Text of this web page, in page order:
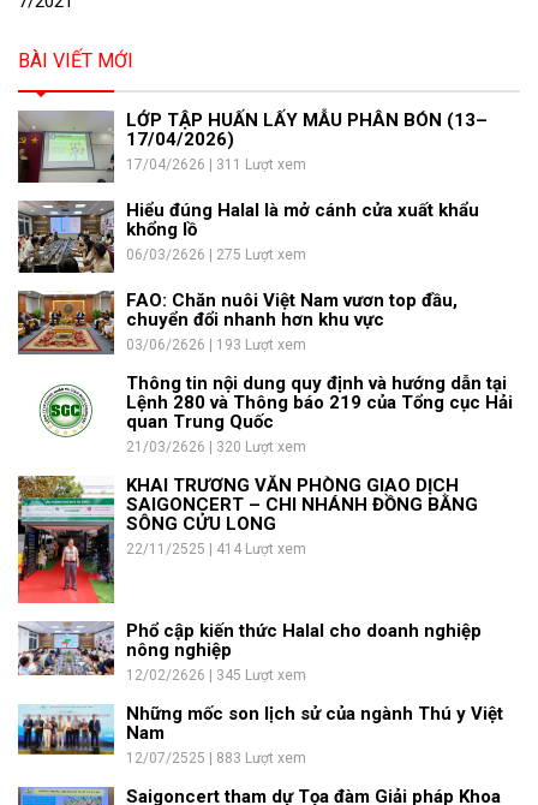
BÀI VIẾT MỚI
LỚP TẬP HUẤN LẤY MẪU PHÂN BÓN (13–
17/04/2026)
17/04/2626 | 311 Lượt xem
Hiểu đúng Halal là mở cánh cửa xuất khẩu
khổng lồ
06/03/2626 | 275 Lượt xem
FAO: Chăn nuôi Việt Nam vươn top đầu,
chuyển đổi nhanh hơn khu vực
03/06/2626 | 193 Lượt xem
Thông tin nội dung quy định và hướng dẫn tại
Lệnh 280 và Thông báo 219 của Tổng cục Hải
quan Trung Quốc
21/03/2626 | 320 Lượt xem
KHAI TRƯƠNG VĂN PHÒNG GIAO DỊCH
SAIGONCERT – CHI NHÁNH ĐỒNG BẰNG
SÔNG CỬU LONG
22/11/2525 | 414 Lượt xem
Phổ cập kiến thức Halal cho doanh nghiệp
nông nghiệp
12/02/2626 | 345 Lượt xem
Những mốc son lịch sử của ngành Thú y Việt
Nam
12/07/2525 | 883 Lượt xem
Saigoncert tham dự Tọa đàm Giải pháp Khoa